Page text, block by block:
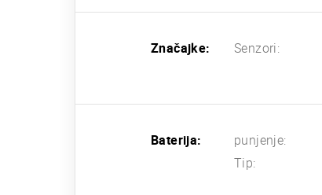
Značajke: Senzori:
Baterija: punjenje:
Tip: